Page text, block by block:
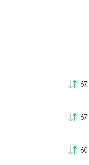
67'
67'
60'